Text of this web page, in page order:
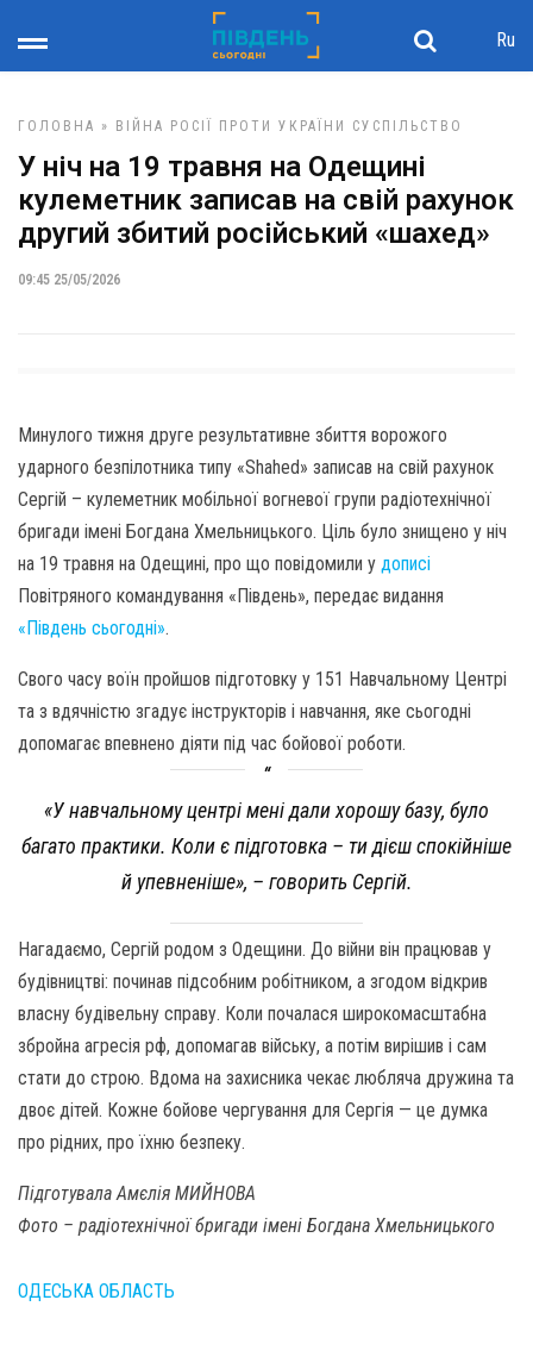
Ru
ГОЛОВНА » ВІЙНА РОСІЇ ПРОТИ УКРАЇНИ СУСПІЛЬСТВО
У ніч на 19 травня на Одещині
кулеметник записав на свій рахунок
другий збитий російський «шахед»
09:45 25/05/2026
Минулого тижня друге результативне збиття ворожого
ударного безпілотника типу «Shahed» записав на свій рахунок
Сергій – кулеметник мобільної вогневої групи радіотехнічної
бригади імені Богдана Хмельницького. Ціль було знищено у ніч
на 19 травня на Одещині, про що повідомили у дописі
Повітряного командування «Південь», передає видання
«Південь сьогодні».
Свого часу воїн пройшов підготовку у 151 Навчальному Центрі
та з вдячністю згадує інструкторів і навчання, яке сьогодні
допомагає впевнено діяти під час бойової роботи.
«У навчальному центрі мені дали хорошу базу, було
багато практики. Коли є підготовка – ти дієш спокійніше
й упевненіше», – говорить Сергій.
Нагадаємо, Сергій родом з Одещини. До війни він працював у
будівництві: починав підсобним робітником, а згодом відкрив
власну будівельну справу. Коли почалася широкомасштабна
збройна агресія рф, допомагав війську, а потім вирішив і сам
стати до строю. Вдома на захисника чекає любляча дружина та
двоє дітей. Кожне бойове чергування для Сергія — це думка
про рідних, про їхню безпеку.
Підготувала Амєлія МИЙНОВА
Фото – радіотехнічної бригади імені Богдана Хмельницького
ОДЕСЬКА ОБЛАСТЬ